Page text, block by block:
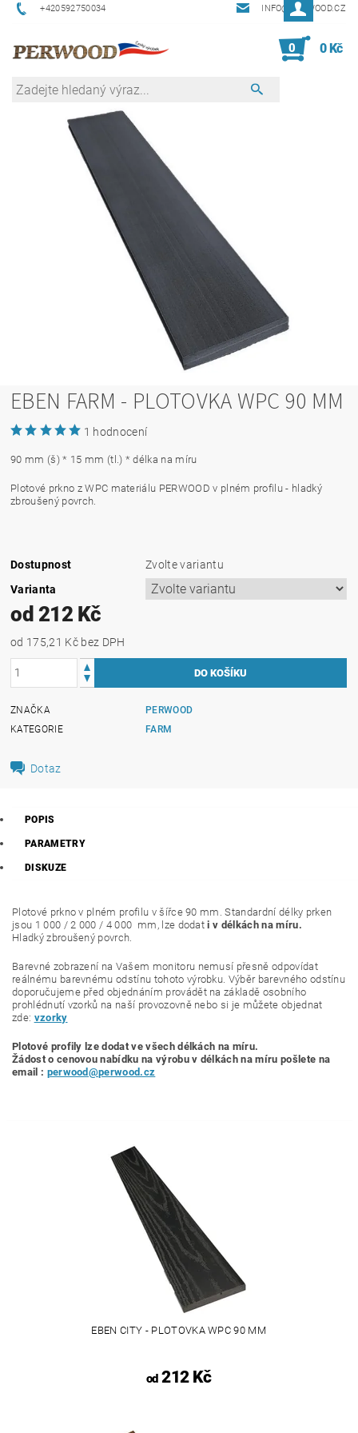
+420592750034 INFO@PERWOOD.CZ
0 0 Kč
EBEN FARM - PLOTOVKA WPC 90 MM
1 hodnocení
90 mm (š) * 15 mm (tl.) * délka na míru
Plotové prkno z WPC materiálu PERWOOD v plném profilu - hladký
zbroušený povrch.
Dostupnost
Zvolte variantu
Varianta
od 212 Kč
od 175,21 Kč bez DPH
ZNAČKA
PERWOOD
KATEGORIE
FARM
Dotaz
POPIS
PARAMETRY
DISKUZE
Plotové prkno v plném profilu v šířce 90 mm. Standardní délky prken
jsou 1 000 / 2 000 / 4 000 mm, lze dodati v délkách na míru.
Hladký zbroušený povrch.
Barevné zobrazení na Vašem monitoru nemusí přesně odpovídat
reálnému barevnému odstínu tohoto výrobku. Výběr barevného odstínu
doporučujeme před objednáním provádět na základě osobního
prohlédnutí vzorků na naší provozovně nebo si je můžete objednat
zde: vzorky
Plotové profily lze dodat ve všech délkách na míru.
Žádost o cenovou nabídku na výrobu v délkách na míru pošlete na
email : perwood@perwood.cz
EBEN CITY - PLOTOVKA WPC 90 MM
od212 Kč